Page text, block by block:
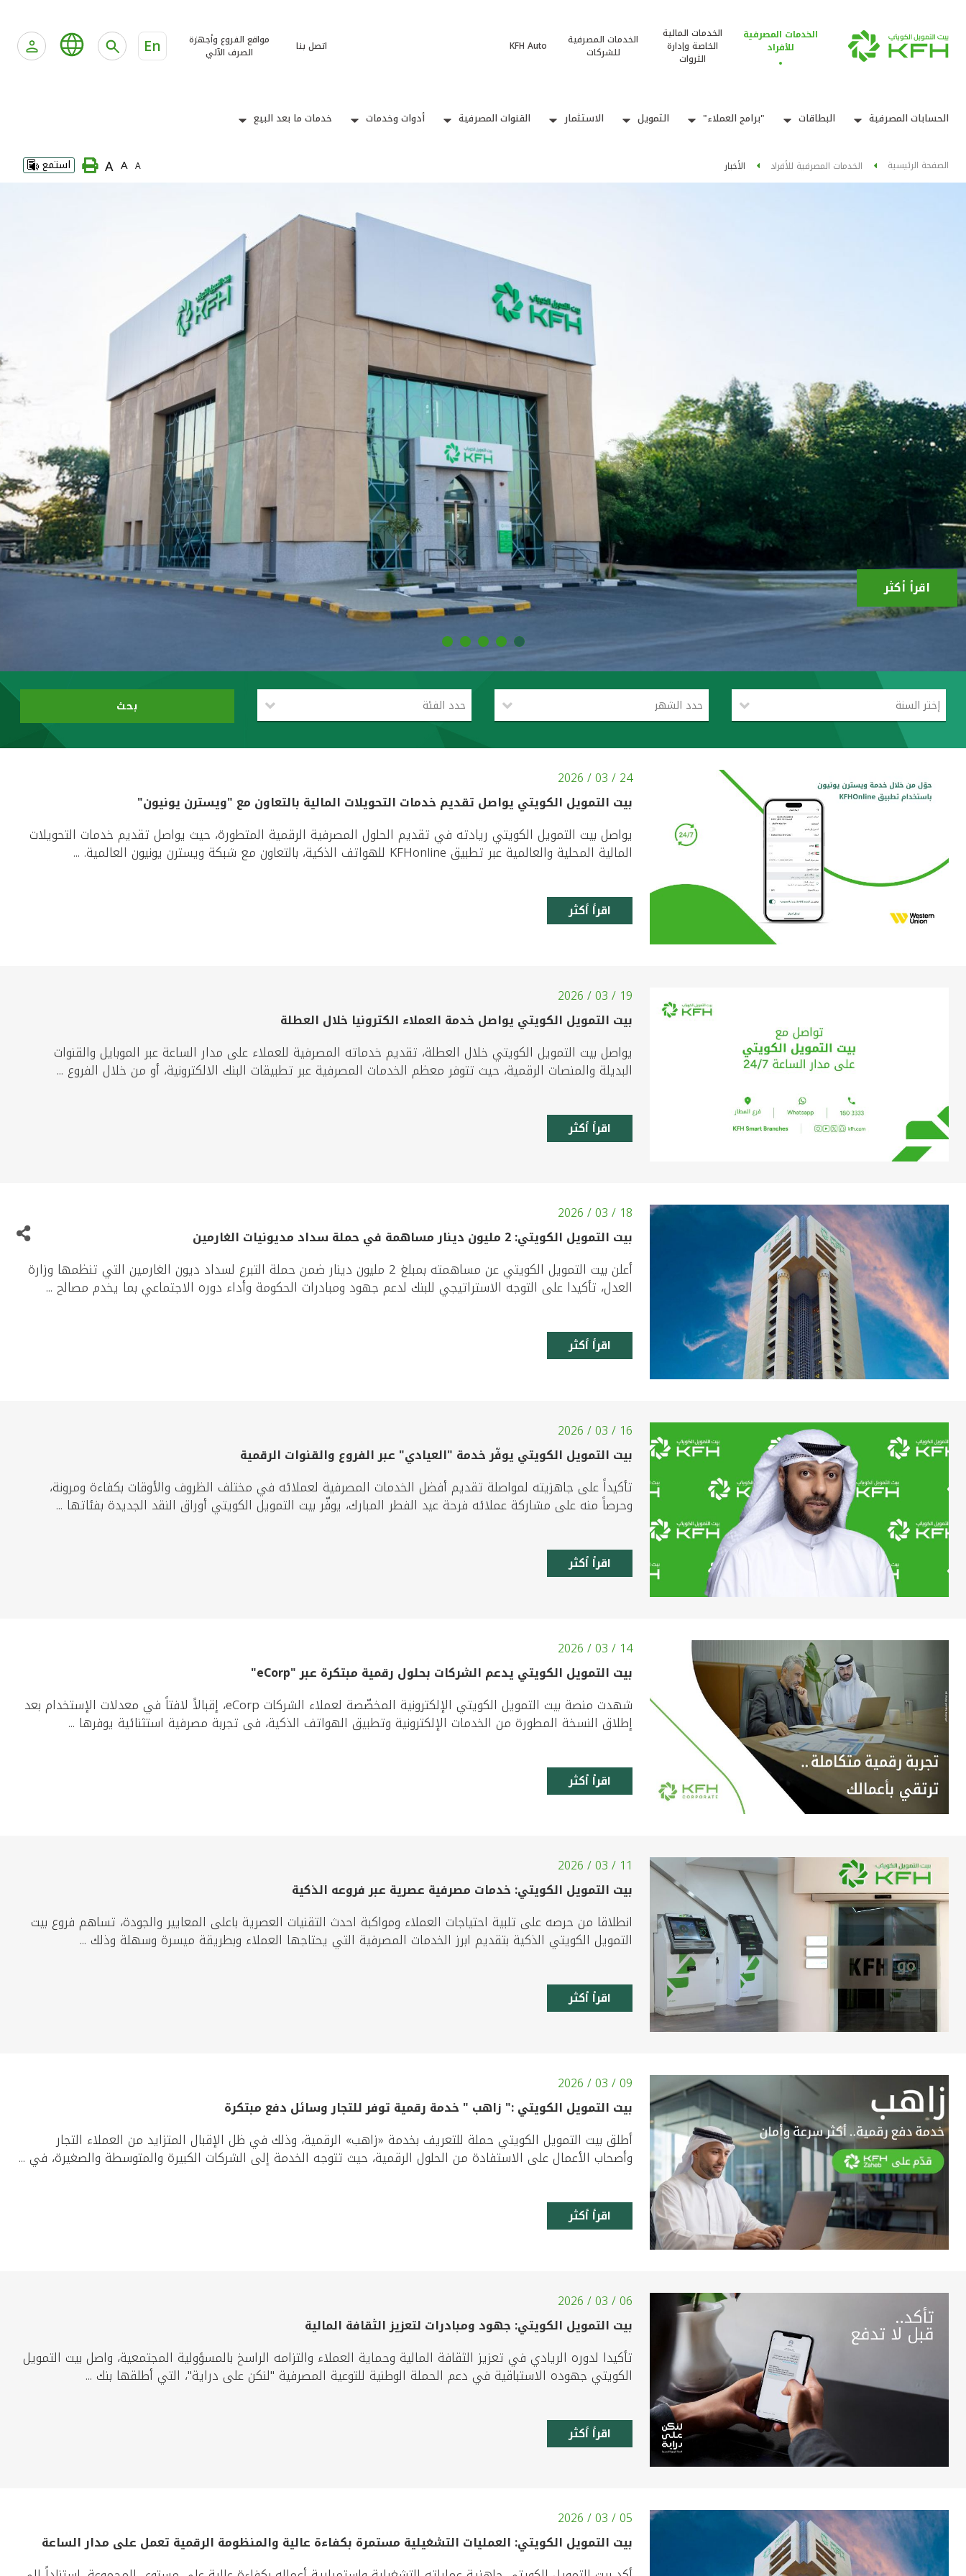
الخدمات المصرفية
للأفراد
الخدمات المالية
الخاصة وإدارة
الثروات
الخدمات المصرفية
للشركات
KFH Auto اتصل بنا
مواقع الفروع وأجهزة
الصرف الآلي
En
الحسابات المصرفية البطاقات "برامج العملاء" التمويل الاستثمار القنوات المصرفية أدوات وخدمات خدمات ما بعد البيع
الصفحة الرئيسية الخدمات المصرفية للأفراد الأخبار A
A
A استمع
اقرأ أكثر
إختر السنة حدد الشهر حدد الفئة بحث
24 / 03 / 2026
بيت التمويل الكويتي يواصل تقديم خدمات التحويلات المالية بالتعاون مع "ويسترن يونيون"
يواصل بيت التمويل الكويتي ريادته في تقديم الحلول المصرفية الرقمية المتطورة، حيث يواصل تقديم خدمات التحويلات
المالية المحلية والعالمية عبر تطبيق KFHonline للهواتف الذكية، بالتعاون مع شبكة ويسترن يونيون العالمية. ...
اقرأ أكثر
19 / 03 / 2026
بيت التمويل الكويتي يواصل خدمة العملاء الكترونيا خلال العطلة
يواصل بيت التمويل الكويتي خلال العطلة، تقديم خدماته المصرفية للعملاء على مدار الساعة عبر الموبايل والقنوات
البديلة والمنصات الرقمية، حيث تتوفر معظم الخدمات المصرفية عبر تطبيقات البنك الالكترونية، أو من خلال الفروع ...
اقرأ أكثر
18 / 03 / 2026
بيت التمويل الكويتي: 2 مليون دينار مساهمة في حملة سداد مديونيات الغارمين
أعلن بيت التمويل الكويتي عن مساهمته بمبلغ 2 مليون دينار ضمن حملة التبرع لسداد ديون الغارمين التي تنظمها وزارة
العدل، تأكيدا على التوجه الاستراتيجي للبنك لدعم جهود ومبادرات الحكومة وأداء دوره الاجتماعي بما يخدم مصالح ...
اقرأ أكثر
16 / 03 / 2026
بيت التمويل الكويتي يوفّر خدمة "العيادي" عبر الفروع والقنوات الرقمية
تأكيداً على جاهزيته لمواصلة تقديم أفضل الخدمات المصرفية لعملائه في مختلف الظروف والأوقات بكفاءة ومرونة،
وحرصاً منه على مشاركة عملائه فرحة عيد الفطر المبارك، يوفّر بيت التمويل الكويتي أوراق النقد الجديدة بفئاتها ...
اقرأ أكثر
14 / 03 / 2026
بيت التمويل الكويتي يدعم الشركات بحلول رقمية مبتكرة عبر "eCorp"
شهدت منصة بيت التمويل الكويتي الإلكترونية المخصّصة لعملاء الشركات eCorp، إقبالاً لافتاً في معدلات الإستخدام بعد
إطلاق النسخة المطورة من الخدمات الإلكترونية وتطبيق الهواتف الذكية، فى تجربة مصرفية استثنائية يوفرها ...
اقرأ أكثر
11 / 03 / 2026
بيت التمويل الكويتي: خدمات مصرفية عصرية عبر فروعه الذكية
انطلاقا من حرصه على تلبية احتياجات العملاء ومواكبة احدث التقنيات العصرية باعلى المعايير والجودة، تساهم فروع بيت
التمويل الكويتي الذكية بتقديم ابرز الخدمات المصرفية التي يحتاجها العملاء وبطريقة ميسرة وسهلة وذلك ...
اقرأ أكثر
09 / 03 / 2026
بيت التمويل الكويتي :" زاهب " خدمة رقمية توفر للتجار وسائل دفع مبتكرة
أطلق بيت التمويل الكويتي حملة للتعريف بخدمة «زاهب» الرقمية، وذلك في ظل الإقبال المتزايد من العملاء التجار
وأصحاب الأعمال على الاستفادة من الحلول الرقمية، حيث تتوجه الخدمة إلى الشركات الكبيرة والمتوسطة والصغيرة، في ...
اقرأ أكثر
06 / 03 / 2026
بيت التمويل الكويتي: جهود ومبادرات لتعزيز الثقافة المالية
تأكيدا لدوره الريادي في تعزيز الثقافة المالية وحماية العملاء والتزامه الراسخ بالمسؤولية المجتمعية، واصل بيت التمويل
الكويتي جهوده الاستباقية في دعم الحملة الوطنية للتوعية المصرفية "لنكن على دراية"، التي أطلقها بنك ...
اقرأ أكثر
05 / 03 / 2026
بيت التمويل الكويتي: العمليات التشغيلية مستمرة بكفاءة عالية والمنظومة الرقمية تعمل على مدار الساعة